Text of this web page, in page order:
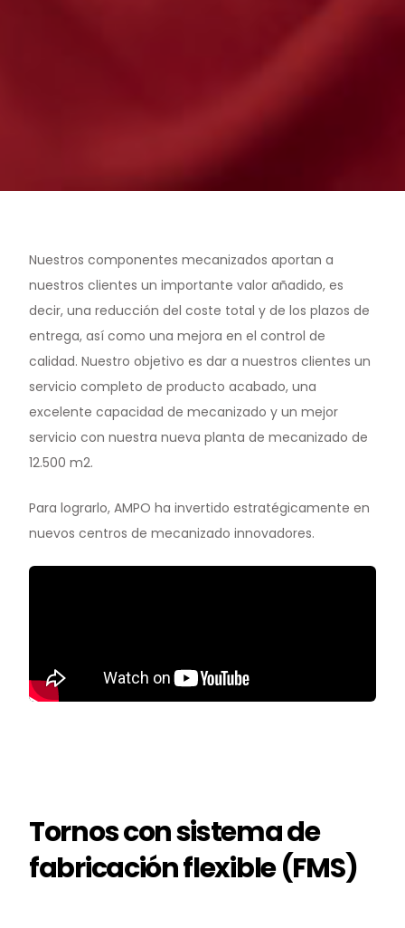
Nuestros componentes mecanizados aportan a
nuestros clientes un importante valor añadido, es
decir, una reducción del coste total y de los plazos de
entrega, así como una mejora en el control de
calidad. Nuestro objetivo es dar a nuestros clientes un
servicio completo de producto acabado, una
excelente capacidad de mecanizado y un mejor
servicio con nuestra nueva planta de mecanizado de
12.500 m2.
Para lograrlo, AMPO ha invertido estratégicamente en
nuevos centros de mecanizado innovadores.
Tornos con sistema de
fabricación flexible (FMS)